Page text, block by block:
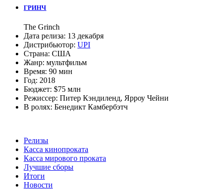
ГРИНЧ
The Grinch
Дата релиза: 13 декабря
Дистрибьютор: UPI
Страна: США
Жанр: мультфильм
Время: 90 мин
Год: 2018
Бюджет: $75 млн
Режиссер: Питер Кэндиленд, Ярроу Чейни
В ролях: Бенедикт Камбербэтч
Релизы
Касса кинопроката
Касса мирового проката
Лучшие сборы
Итоги
Новости